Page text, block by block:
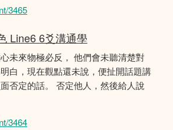
3465
Line6 6爻溝通學
未來物極必反， 他們會未聽清楚對
白，現在觀點還未說，便扯開話題講
否定的話。 否定他人，然後給人說
3464